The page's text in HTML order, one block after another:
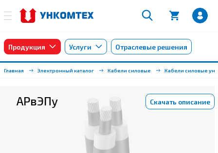
Продукция Услуги Отраслевые решения
Главная Электронный каталог Кабели силовые Кабели силовые
АРвЭПу Скачать описание